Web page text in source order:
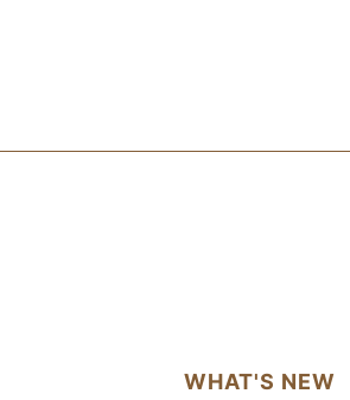
WHAT'S NEW